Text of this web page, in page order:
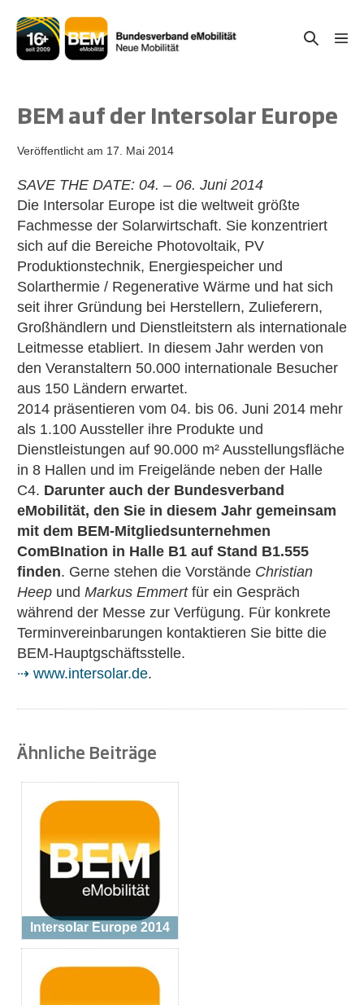
Inhalt
springen
Suche-
BEM auf der Intersolar Europe
Veröffentlicht am 17. Mai 2014
SAVE THE DATE: 04. – 06. Juni 2014
Die Intersolar Europe ist die weltweit größte
Fachmesse der Solarwirtschaft. Sie konzentriert
sich auf die Bereiche Photovoltaik, PV
Produktionstechnik, Energiespeicher und
Solarthermie / Regenerative Wärme und hat sich
seit ihrer Gründung bei Herstellern, Zulieferern,
Großhändlern und Dienstleitstern als internationale
Leitmesse etabliert. In diesem Jahr werden von
den Veranstaltern 50.000 internationale Besucher
aus 150 Ländern erwartet.
2014 präsentieren vom 04. bis 06. Juni 2014 mehr
als 1.100 Aussteller ihre Produkte und
Dienstleistungen auf 90.000 m² Ausstellungsfläche
in 8 Hallen und im Freigelände neben der Halle
C4. Darunter auch der Bundesverband
eMobilität, den Sie in diesem Jahr gemeinsam
mit dem BEM-Mitgliedsunternehmen
ComBInation in Halle B1 auf Stand B1.555
finden. Gerne stehen die Vorstände Christian
Heep und Markus Emmertfür ein Gespräch
während der Messe zur Verfügung. Für konkrete
Terminvereinbarungen kontaktieren Sie bitte die
BEM-Hauptgschäftsstelle.
⇢ www.intersolar.de.
Ähnliche Beiträge
Intersolar Europe 2014